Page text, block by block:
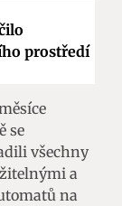
prostředí
se
všechny
a
na